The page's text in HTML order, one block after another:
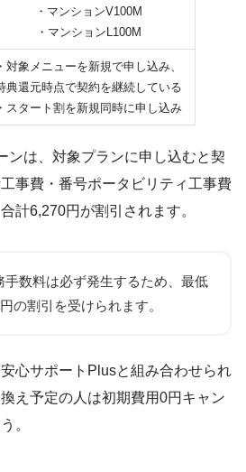
・マンションV100M
・マンションL100M
・対象メニューを新規で申し込み、
典還元時点で契約を継続している
・スタート割を新規同時に申し込み
ンは、対象プランに申し込むと契
事費・番号ポータビリティ工事費
計6,270円が割引されます。
手数料は必ず発生するため、最低
の割引を受けられます。
心サポートPlusと組み合わせられ
え予定の人は初期費用0円キャン
。